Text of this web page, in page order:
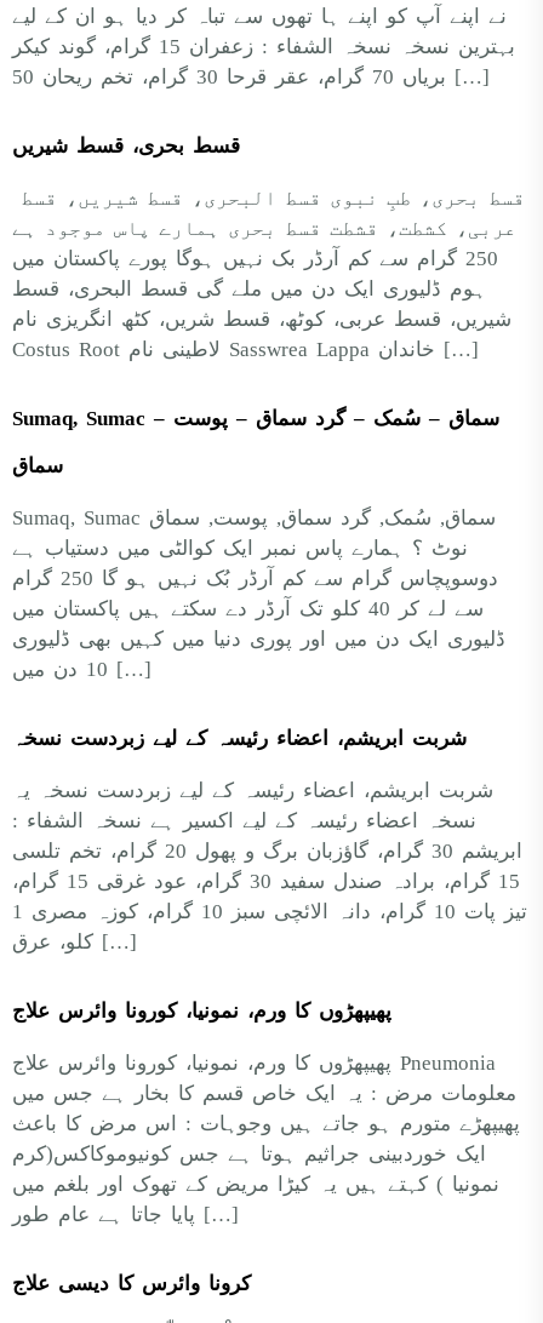
نے اپنے آپ کو اپنے ہا تھوں سے تباہ کر دیا ہو ان کے لیے
بہترین نسخہ نسخہ الشفاء : زعفران 15 گرام، گوند کیکر
بریاں 70 گرام، عقر قرحا 30 گرام، تخم ریحان 50 […]
قسط بحری، قسط شیریں
عربی، كشطت، قشطت قسط بحری ہمارے پاس موجود ہے
250 گرام سے کم آرڈر بک نہیں‌ ہوگا پورے پاکستان میں‌
ہوم ڈلیوری ایک دن میں ملے گی قسط البحری، قسط
شیریں، قسط عربی، کوٹھ، قسط شریں، کٹھ انگریزی نام
Costus Root لاطینی نام Sasswrea Lappa خاندان […]
Sumaq, Sumac سماق – سُمک – گرد سماق – پوست –
سماق
Sumaq, Sumac سماق, سُمک, گرد سماق, پوست, سماق
نوٹ ؟ ہمارے پاس نمبر ایک کوالٹی میں دستیاب ہے
دوسوپچاس گرام سے کم آرڈر بُک نہیں ہو گا 250 گرام
سے لے کر 40 کلو تک آرڈر دے سکتے ہیں پاکستان میں
ڈلیوری ایک دن میں اور پوری دنیا میں کہیں بھی ڈلیوری
10 دن میں […]
شربت ابریشم، اعضاء رئیسہ کے لیے زبردست نسخہ
شربت ابریشم، اعضاء رئیسہ کے لیے زبردست نسخہ یہ
نسخہ اعضاء رئیسہ کے لیے اکسیر ہے نسخہ الشفاء :
ابریشم 30 گرام، گاؤزبان برگ و پھول 20 گرام، تخم تلسی
15 گرام، برادہ صندل سفید 30 گرام، عود غرقی 15 گرام،
تیز پات 10 گرام، دانہ الائچی سبز 10 گرام، کوزہ مصری 1
کلو، عرق […]
پھیپھڑوں کا ورم، نمونیا، کورونا وائرس علاج
پھیپھڑوں کا ورم، نمونیا، کورونا وائرس علاج Pneumonia
معلومات مرض : یہ ایک خاص قسم کا بخار ہے جس میں
پھیپھڑے متورم ہو جاتے ہیں وجوہات : اس مرض کا باعث
ایک خوردبینی جراثیم ہوتا ہے جس کونیوموکاکس(کرم
نمونیا ) کہتے ہیں یہ کیڑا مریض کے تھوک اور بلغم میں
پایا جاتا ہے عام طور […]
کرونا وائرس کا دیسی علاج